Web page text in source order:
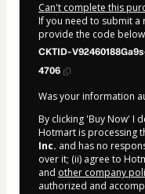
Can't complete this
If you need to submit
provide the code
CKTID-
4706
Was your information
By clicking 'Buy Now' I
Hotmart is processing
Inc. and has no
over it; (ii) agree to
and other company
authorized and